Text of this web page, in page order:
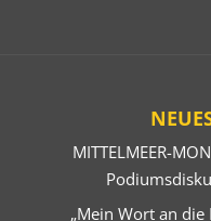
MITTELMEER-
„Mein Wort an die